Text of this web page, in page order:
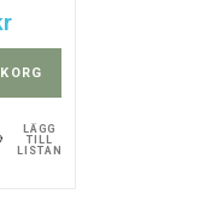
LÄGG
TILL
LISTAN